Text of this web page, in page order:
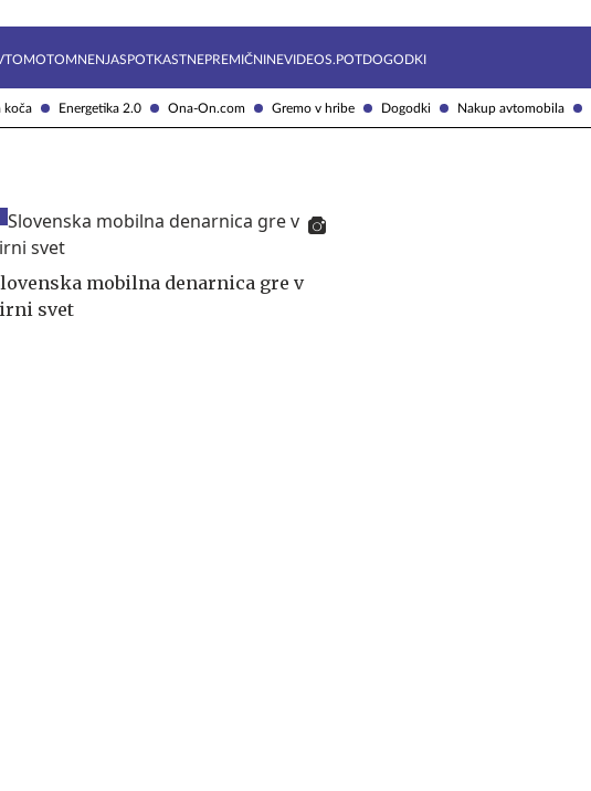
koča Energetika 2.0 Ona-On.com Gremo v hribe Dogodki Nakup avtomobila
MNENJASPOTKASTNEPREMIČNINEVIDEOS.POTDOGODKI
mobilna denarnica gre v
svet